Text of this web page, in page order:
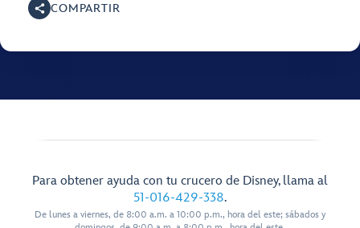
COMPARTIR
Para obtener ayuda con tu crucero de Disney, llama al
51-016-429-338.
De lunes a viernes, de 8:00 a.m. a 10:00 p.m., hora del este; sábados y